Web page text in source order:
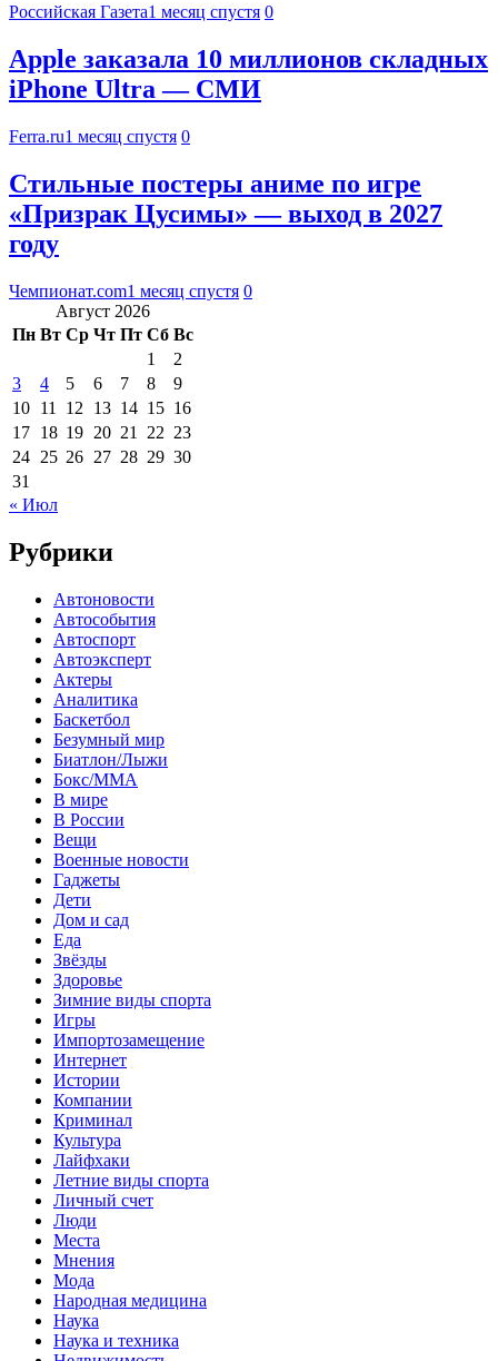
Российская Газета1 месяц спустя 0
Apple заказала 10 миллионов складных
iPhone Ultra — СМИ
Ferra.ru1 месяц спустя 0
Стильные постеры аниме по игре
«Призрак Цусимы» — выход в 2027
году
Чемпионат.com1 месяц спустя 0
Август 2026
Пн Вт Ср Чт Пт Сб Вс
1
2
3
4 5 6 7 8
9
10 11 12 13 14 15 16
17 18 19 20 21 22 23
24 25 26 27 28 29 30
31
« Июл
Рубрики
Автоновости
Автособытия
Автоспорт
Автоэксперт
Актеры
Аналитика
Баскетбол
Безумный мир
Биатлон/Лыжи
Бокс/MMA
В мире
В России
Вещи
Военные новости
Гаджеты
Дети
Дом и сад
Еда
Звёзды
Здоровье
Зимние виды спорта
Игры
Импортозамещение
Интернет
Истории
Компании
Криминал
Культура
Лайфхаки
Летние виды спорта
Личный счет
Люди
Места
Мнения
Мода
Народная медицина
Наука
Наука и техника